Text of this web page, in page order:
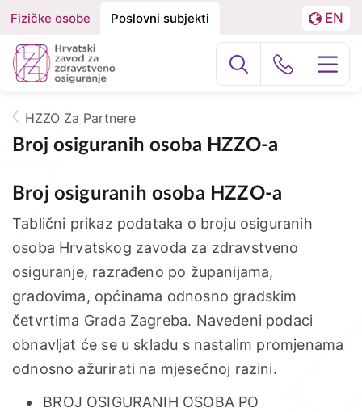
na
Fizičke
osobe
i
subjekte
Fizičke osobe Poslovni subjekti EN
Breadcrumb
HZZO Za Partnere
Broj osiguranih osoba HZZO-a
Broj osiguranih osoba HZZO-a
Tablični prikaz podataka o broju osiguranih
osoba Hrvatskog zavoda za zdravstveno
osiguranje, razrađeno po županijama,
gradovima, općinama odnosno gradskim
četvrtima Grada Zagreba. Navedeni podaci
obnavljat će se u skladu s nastalim promjenama
odnosno ažurirati na mjesečnoj razini.
BROJ OSIGURANIH OSOBA PO
Izbornik
Poslovni
O nama
Zdravstvena zaštita
Zdravstvena zaštita u inozemstvu
e-Zdravstveno
Projekti